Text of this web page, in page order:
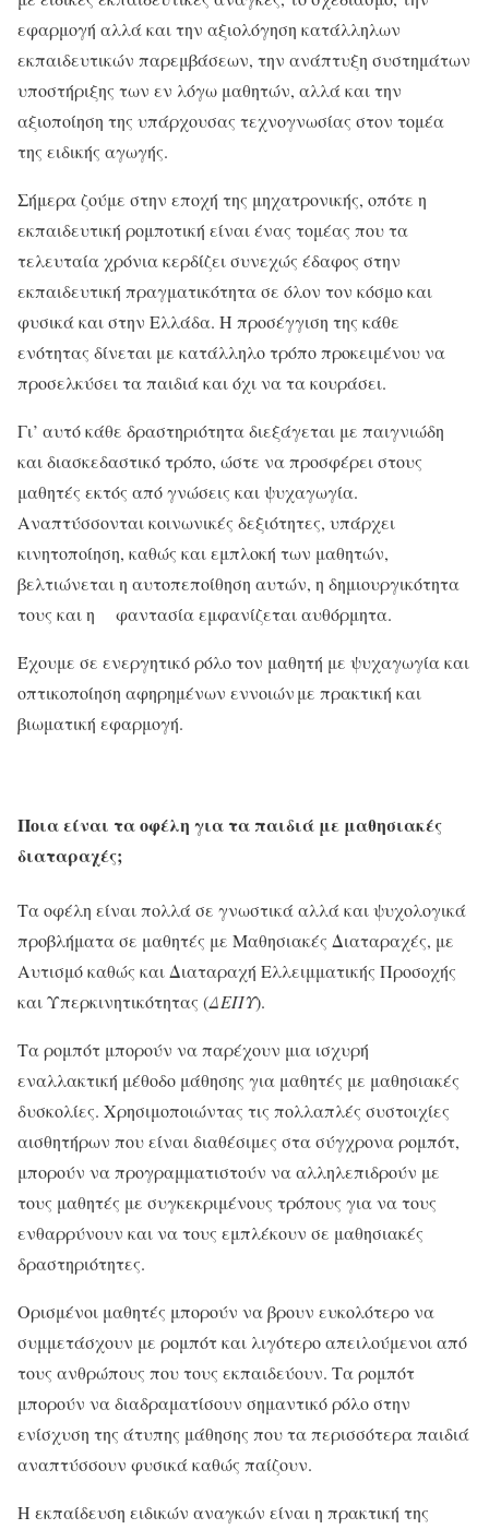
εφαρμογή αλλά και την αξιολόγηση κατάλληλων
εκπαιδευτικών παρεμβάσεων, την ανάπτυξη συστημάτων
υποστήριξης των εν λόγω μαθητών, αλλά και την
αξιοποίηση της υπάρχουσας τεχνογνωσίας στον τομέα
της ειδικής αγωγής.
Σήμερα ζούμε στην εποχή της μηχατρονικής, οπότε η
εκπαιδευτική ρομποτική είναι ένας τομέας που τα
τελευταία χρόνια κερδίζει συνεχώς έδαφος στην
εκπαιδευτική πραγματικότητα σε όλον τον κόσμο και
φυσικά και στην Ελλάδα. Η προσέγγιση της κάθε
ενότητας δίνεται με κατάλληλο τρόπο προκειμένου να
προσελκύσει τα παιδιά και όχι να τα κουράσει.
Γι’ αυτό κάθε δραστηριότητα διεξάγεται με παιγνιώδη
και διασκεδαστικό τρόπο, ώστε να προσφέρει στους
μαθητές εκτός από γνώσεις και ψυχαγωγία.
Αναπτύσσονται κοινωνικές δεξιότητες, υπάρχει
κινητοποίηση, καθώς και εμπλοκή των μαθητών,
βελτιώνεται η αυτοπεποίθηση αυτών, η δημιουργικότητα
τους και η φαντασία εμφανίζεται αυθόρμητα.
Έχουμε σε ενεργητικό ρόλο τον μαθητή με ψυχαγωγία και
οπτικοποίηση αφηρημένων εννοιών με πρακτική και
βιωματική εφαρμογή.
Ποια είναι τα οφέλη για τα παιδιά με μαθησιακές
διαταραχές;
Τα οφέλη είναι πολλά σε γνωστικά αλλά και ψυχολογικά
προβλήματα σε μαθητές με Μαθησιακές Διαταραχές, με
Αυτισμό καθώς και Διαταραχή Ελλειμματικής Προσοχής
και Υπερκινητικότητας (ΔΕΠΥ).
Τα ρομπότ μπορούν να παρέχουν μια ισχυρή
εναλλακτική μέθοδο μάθησης για μαθητές με μαθησιακές
δυσκολίες. Χρησιμοποιώντας τις πολλαπλές συστοιχίες
αισθητήρων που είναι διαθέσιμες στα σύγχρονα ρομπότ,
μπορούν να προγραμματιστούν να αλληλεπιδρούν με
τους μαθητές με συγκεκριμένους τρόπους για να τους
ενθαρρύνουν και να τους εμπλέκουν σε μαθησιακές
δραστηριότητες.
Ορισμένοι μαθητές μπορούν να βρουν ευκολότερο να
συμμετάσχουν με ρομπότ και λιγότερο απειλούμενοι από
τους ανθρώπους που τους εκπαιδεύουν. Τα ρομπότ
μπορούν να διαδραματίσουν σημαντικό ρόλο στην
ενίσχυση της άτυπης μάθησης που τα περισσότερα παιδιά
αναπτύσσουν φυσικά καθώς παίζουν.
Η εκπαίδευση ειδικών αναγκών είναι η πρακτική της